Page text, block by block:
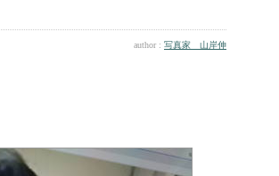
author : 写真家 山岸伸